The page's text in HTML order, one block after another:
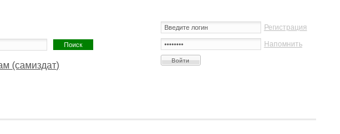
Регистрация
Напомнить
(самиздат)